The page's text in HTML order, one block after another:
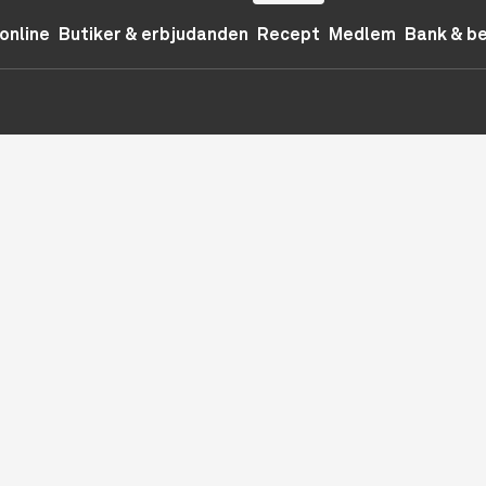
Butiker & erbjudanden Recept Medlem Bank &